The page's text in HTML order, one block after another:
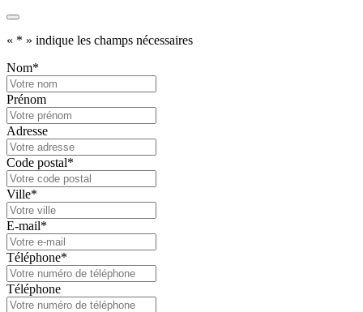
« * » indique les champs nécessaires
Nom*
Prénom
Adresse
Code postal*
Ville*
E-mail*
Téléphone*
Téléphone